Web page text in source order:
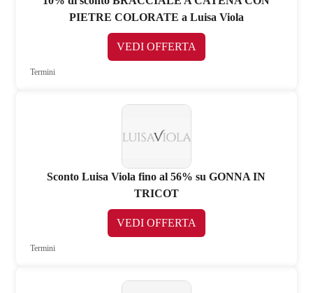
PIETRE COLORATE a Luisa Viola
VEDI OFFERTA
Termini
Sconto Luisa Viola fino al 56% su GONNA IN
TRICOT
VEDI OFFERTA
Termini